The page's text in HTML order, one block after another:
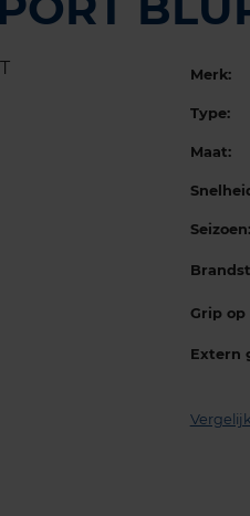
Merk:
Type:
Maat:
Seizoen:
Grip op
Extern